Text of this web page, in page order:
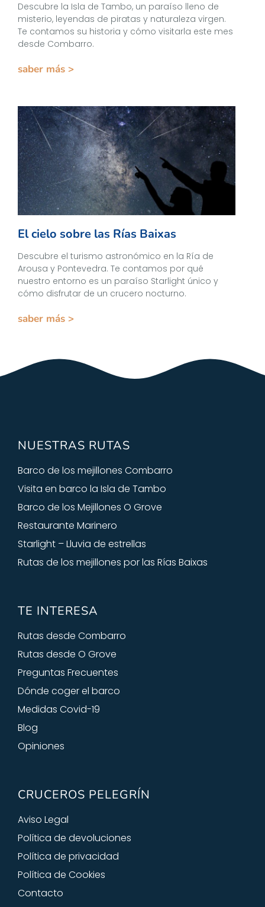
Descubre la Isla de Tambo, un paraíso lleno de
misterio, leyendas de piratas y naturaleza virgen.
Te contamos su historia y cómo visitarla este mes
desde Combarro.
saber más >
El cielo sobre las Rías Baixas
Descubre el turismo astronómico en la Ría de
Arousa y Pontevedra. Te contamos por qué
nuestro entorno es un paraíso Starlight único y
cómo disfrutar de un crucero nocturno.
saber más >
NUESTRAS RUTAS
Barco de los mejillones Combarro
Visita en barco la Isla de Tambo
Barco de los Mejillones O Grove
Restaurante Marinero
Starlight – Lluvia de estrellas
Rutas de los mejillones por las Rías Baixas
TE INTERESA
Rutas desde Combarro
Rutas desde O Grove
Preguntas Frecuentes
Dónde coger el barco
Medidas Covid-19
Blog
Opiniones
CRUCEROS PELEGRÍN
Aviso Legal
Política de devoluciones
Política de privacidad
Política de Cookies
Contacto